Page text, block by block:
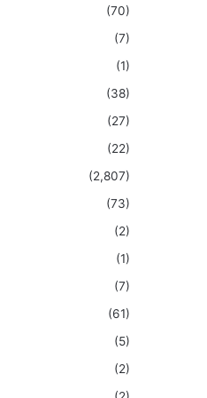
(70)
(7)
(1)
(38)
(27)
(22)
(2,807)
(73)
(2)
(1)
(7)
(61)
(5)
(2)